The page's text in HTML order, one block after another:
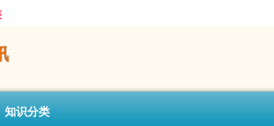
知识分类